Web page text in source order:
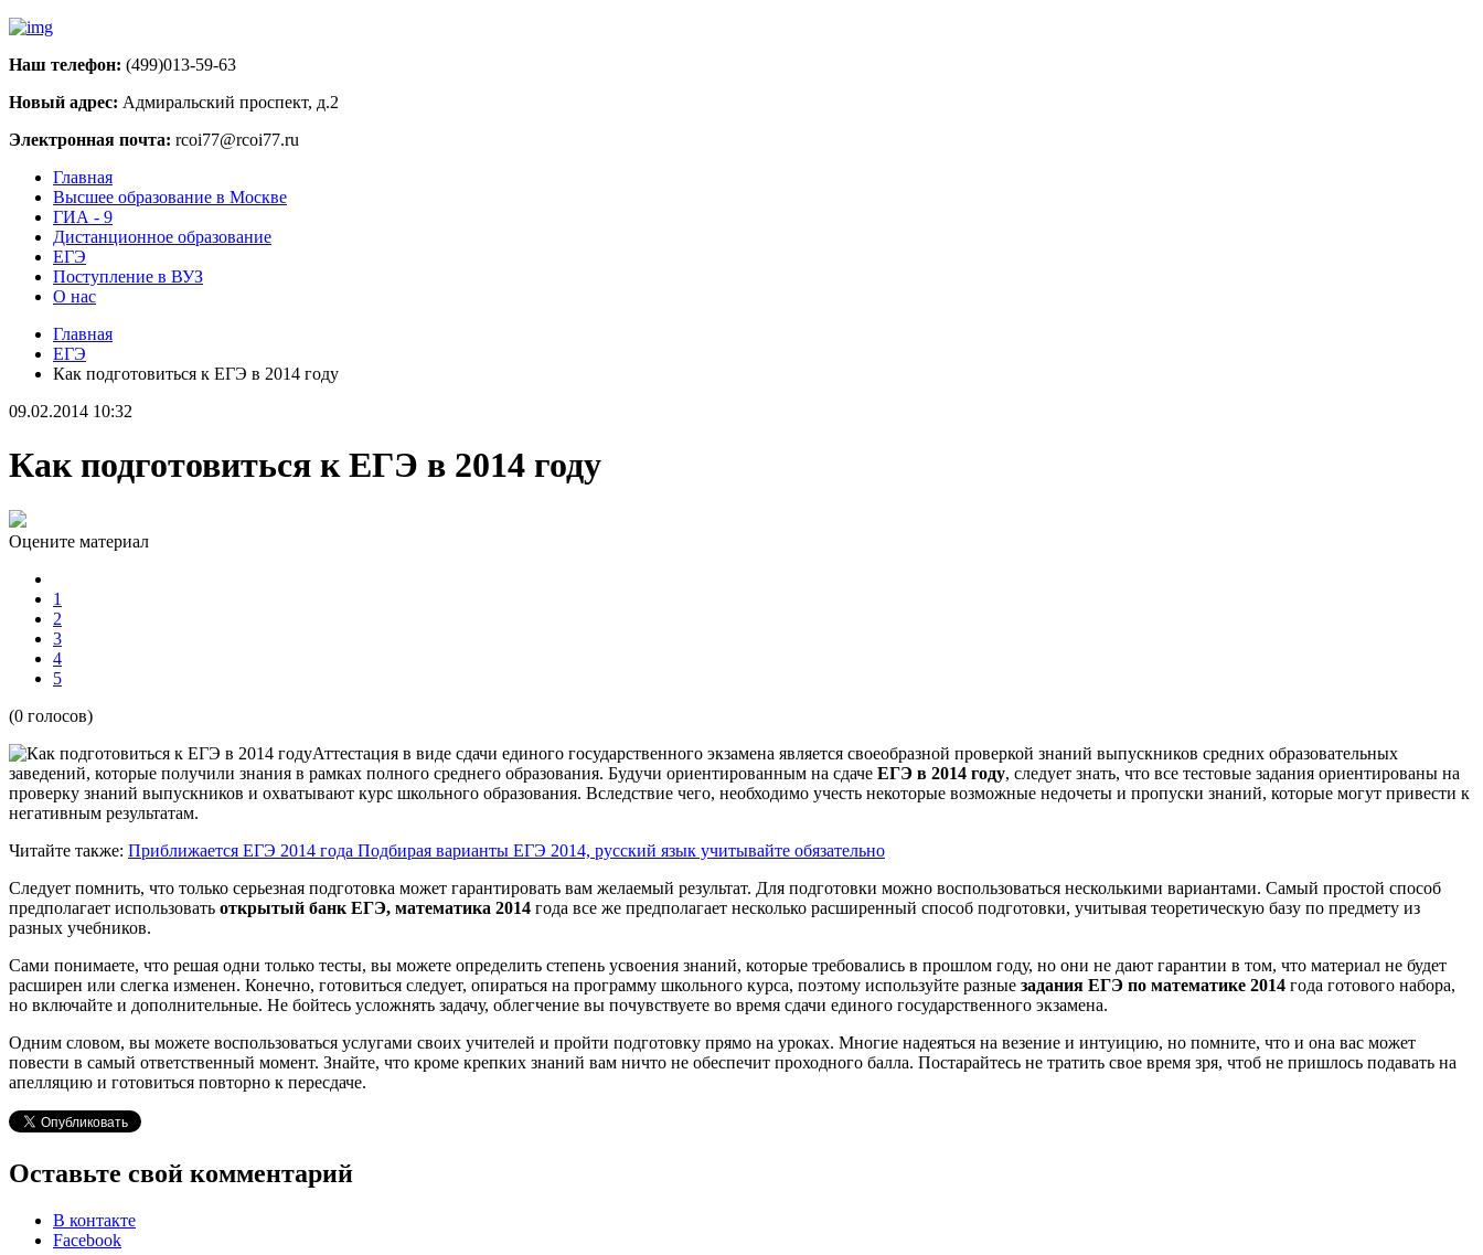
Наш телефон: (499)013-59-63
Новый адрес: Адмиральский проспект, д.2
Электронная почта: rcoi77@rcoi77.ru
Главная
Высшее образование в Москве
ГИА - 9
Дистанционное образование
ЕГЭ
Поступление в ВУЗ
О нас
Главная
ЕГЭ
Как подготовиться к ЕГЭ в 2014 году
09.02.2014 10:32
Как подготовиться к ЕГЭ в 2014 году
Оцените материал
1
2
3
4
5
(0 голосов)
Аттестация в виде сдачи единого государственного экзамена является своеобразной проверкой знаний выпускников средних образовательных
заведений, которые получили знания в рамках полного среднего образования. Будучи ориентированным на сдаче ЕГЭ в 2014 году, следует знать, что все тестовые задания ориентированы на
проверку знаний выпускников и охватывают курс школьного образования. Вследствие чего, необходимо учесть некоторые возможные недочеты и пропуски знаний, которые могут привести к
негативным результатам.
Читайте также: Приближается ЕГЭ 2014 года Подбирая варианты ЕГЭ 2014, русский язык учитывайте обязательно
Следует помнить, что только серьезная подготовка может гарантировать вам желаемый результат. Для подготовки можно воспользоваться несколькими вариантами. Самый простой способ
предполагает использовать открытый банк ЕГЭ, математика 2014 года все же предполагает несколько расширенный способ подготовки, учитывая теоретическую базу по предмету из
разных учебников.
Сами понимаете, что решая одни только тесты, вы можете определить степень усвоения знаний, которые требовались в прошлом году, но они не дают гарантии в том, что материал не будет
расширен или слегка изменен. Конечно, готовиться следует, опираться на программу школьного курса, поэтому используйте разные задания ЕГЭ по математике 2014 года готового набора,
но включайте и дополнительные. Не бойтесь усложнять задачу, облегчение вы почувствуете во время сдачи единого государственного экзамена.
Одним словом, вы можете воспользоваться услугами своих учителей и пройти подготовку прямо на уроках. Многие надеяться на везение и интуицию, но помните, что и она вас может
повести в самый ответственный момент. Знайте, что кроме крепких знаний вам ничто не обеспечит проходного балла. Постарайтесь не тратить свое время зря, чтоб не пришлось подавать на
апелляцию и готовиться повторно к пересдаче.
Оставьте свой комментарий
В контакте
Facebook